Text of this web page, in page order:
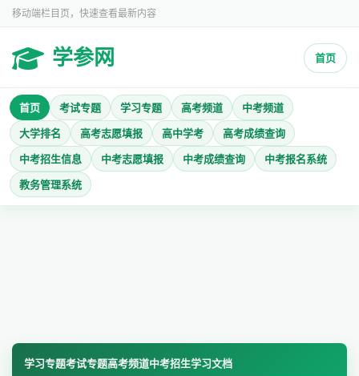
移动端栏目页，快速查看最新内容
学参网 首页
首页 考试专题 学习专题 高考频道 中考频道
大学排名 高考志愿填报 高中学考 高考成绩查询
中考招生信息 中考志愿填报 中考成绩查询 中考报名系统
教务管理系统
学习专题考试专题高考频道中考招生学习文档